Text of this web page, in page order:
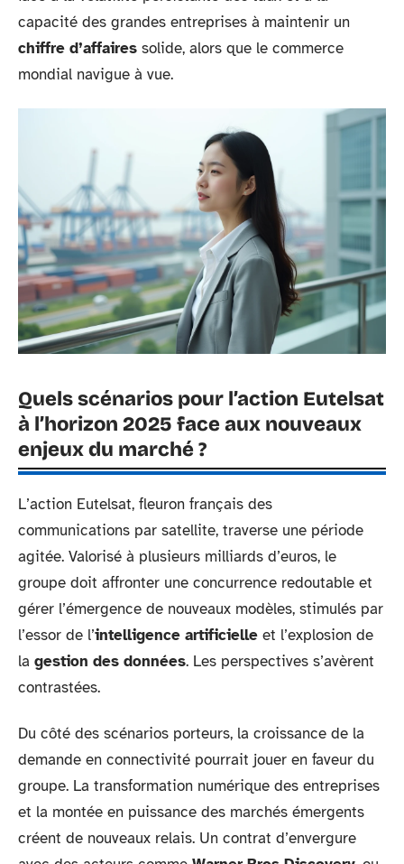
capacité des grandes entreprises à maintenir un
chiffre d’affaires solide, alors que le commerce
mondial navigue à vue.
Quels scénarios pour l’action Eutelsat
à l’horizon 2025 face aux nouveaux
enjeux du marché ?
L’action Eutelsat, fleuron français des
communications par satellite, traverse une période
agitée. Valorisé à plusieurs milliards d’euros, le
groupe doit affronter une concurrence redoutable et
gérer l’émergence de nouveaux modèles, stimulés par
l’essor de l’intelligence artificielle et l’explosion de
la gestion des données. Les perspectives s’avèrent
contrastées.
Du côté des scénarios porteurs, la croissance de la
demande en connectivité pourrait jouer en faveur du
groupe. La transformation numérique des entreprises
et la montée en puissance des marchés émergents
créent de nouveaux relais. Un contrat d’envergure